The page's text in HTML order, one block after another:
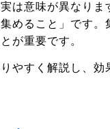
は意味が異なりま
めること」です
が重要です。
やすく解説し、